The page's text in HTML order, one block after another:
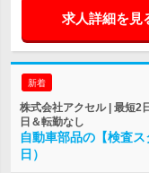
求人詳細を見
新着
株式会社アクセル | 最短
日＆転勤なし
自動車部品の【検査
日）